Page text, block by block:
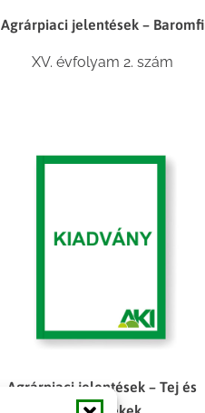
Agrárpiaci jelentések – Baromfi
XV. évfolyam 2. szám
Agrárpiaci jelentések – Tej és